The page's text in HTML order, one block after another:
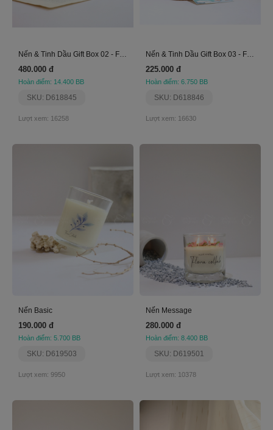
Nến & Tinh Dầu Gift Box 02 - Flora Collab
480.000 đ
Hoàn điểm: 14.400 BB
SKU: D618845
Lượt xem: 16258
Nến & Tinh Dầu Gift Box 03 - Flora Collab
225.000 đ
Hoàn điểm: 6.750 BB
SKU: D618846
Lượt xem: 16630
Nến Basic
190.000 đ
Hoàn điểm: 5.700 BB
SKU: D619503
Lượt xem: 9950
Nến Message
280.000 đ
Hoàn điểm: 8.400 BB
SKU: D619501
Lượt xem: 10378